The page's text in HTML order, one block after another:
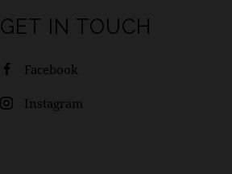
GET IN TOUCH
Facebook
Instagram